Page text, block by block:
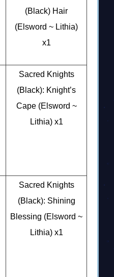
(Black) Hair
(Elsword ~ Lithia)
x1
Sacred Knights
(Black): Knight’s
Cape (Elsword ~
Lithia) x1
Sacred Knights
(Black): Shining
Blessing (Elsword ~
Lithia) x1